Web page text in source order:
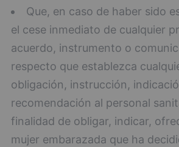
Que, en caso de haber sido
el cese inmediato de cualquier
acuerdo, instrumento o
respecto que establezca
obligación, instrucción,
recomendación al personal
finalidad de obligar, indicar,
mujer embarazada que ha